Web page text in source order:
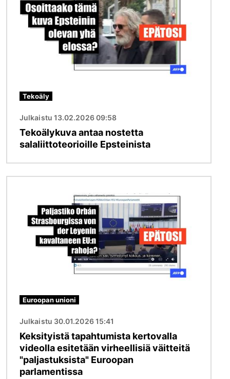
Tekoäly
Julkaistu 13.02.2026 09:58
Tekoälykuva antaa nostetta
salaliittoteorioille Epsteinista
Euroopan unioni
Julkaistu 30.01.2026 15:41
Keksityistä tapahtumista kertovalla
videolla esitetään virheellisiä väitteitä
"paljastuksista" Euroopan
parlamentissa